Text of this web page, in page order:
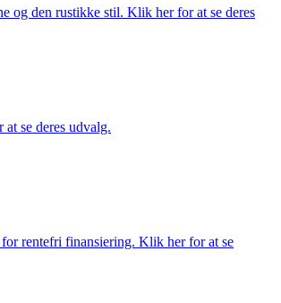
og den rustikke stil. Klik her for at se deres
se deres udvalg.
rentefri finansiering. Klik her for at se